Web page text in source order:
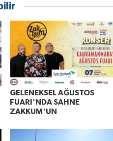
GELENEKSEL AĞUSTOS
FUARI'NDA SAHNE
ZAKKUM'UN